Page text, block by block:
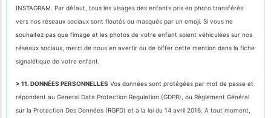
INSTAGRAM. Par défaut, tous les visages des enfants pris en photo transférés
vers nos réseaux sociaux sont floutés ou masqués par un emoji. Si vous ne
souhaitez pas que l’image et les photos de votre enfant soient véhiculées sur nos
réseaux sociaux, merci de nous en avertir ou de biffer cette mention dans la fiche
signalétique de votre enfant.
> 11. DONNÉES PERSONNELLES Vos données sont protégées par mot de passe et
répondent au General Data Protection Regulation (GDPR), ou Règlement Général
sur la Protection Des Données (RGPD) et à la loi du 14 avril 2016. A tout moment,